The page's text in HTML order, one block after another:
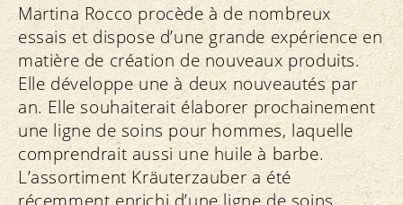
Martina Rocco procède à de nombreux
essais et dispose d’une grande expérience en
matière de création de nouveaux produits.
Elle développe une à deux nouveautés par
an. Elle souhaiterait élaborer prochainement
une ligne de soins pour hommes, laquelle
comprendrait aussi une huile à barbe.
L’assortiment Kräuterzauber a été